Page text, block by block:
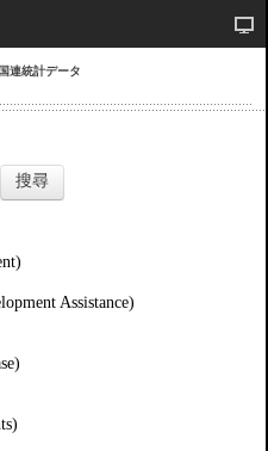
国連統計データ
搜尋
Assistance)